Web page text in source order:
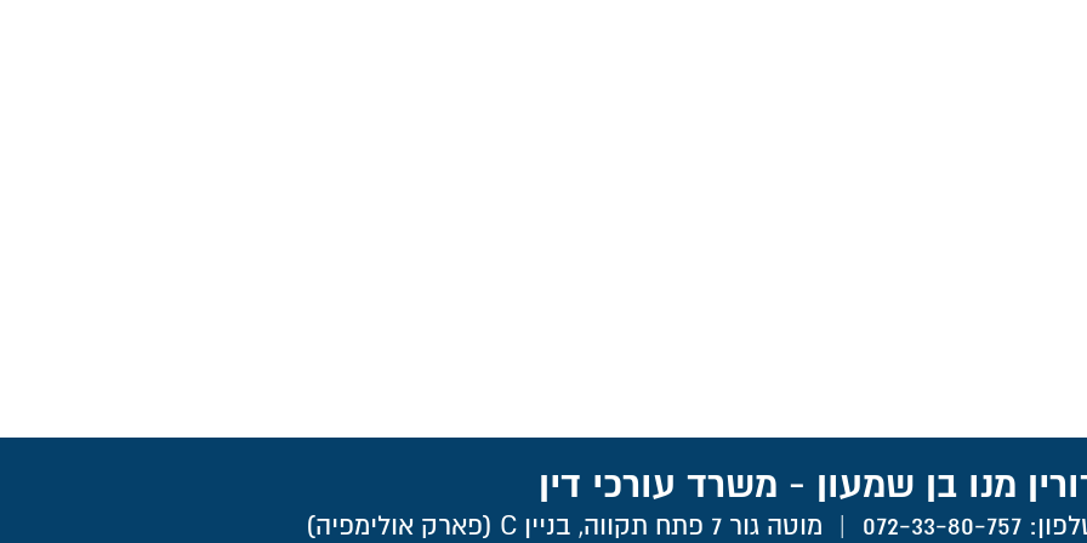
מנו בן שמעון - משרד עורכי דין